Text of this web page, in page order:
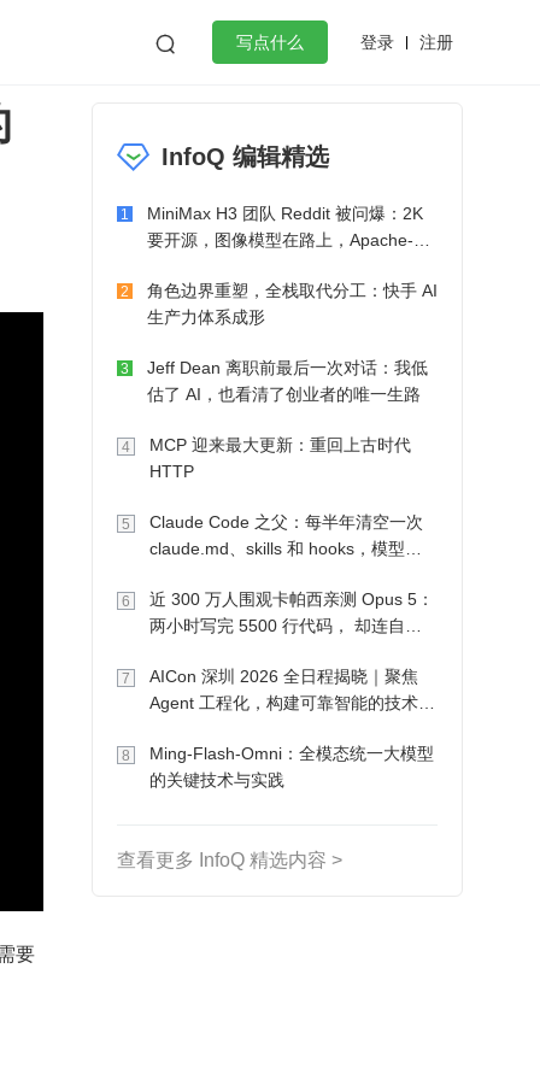
 写点什么 登录 注册
作
微服务架构 flutter
要
InfoQ 编辑精选
1
MiniMax H3 团队 Reddit 被问爆：2K
要开源，图像模型在路上，Apache-2.0
2
角色边界重塑，全栈取代分工：快手 AI
生产力体系成形
3
Jeff Dean 离职前最后一次对话：我低
估了 AI，也看清了创业者的唯一生路
4
MCP 迎来最大更新：重回上古时代
HTTP
5
Claude Code 之父：每半年清空一次
claude.md、skills 和 hooks，模型自
6
近 300 万人围观卡帕西亲测 Opus 5：
两小时写完 5500 行代码， 却连自己
7
AICon 深圳 2026 全日程揭晓｜聚焦
Agent 工程化，构建可靠智能的技术路
8
Ming-Flash-Omni：全模态统一大模型
的关键技术与实践
查看更多 InfoQ 精选内容 >